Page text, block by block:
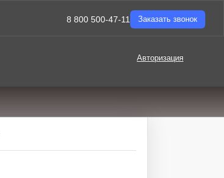
8 800 500-47-11 Заказать звонок
Авторизация